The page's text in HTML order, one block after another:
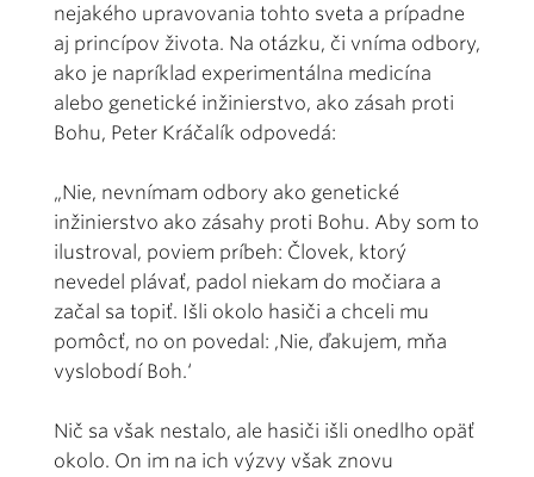
nejakého upravovania tohto sveta a prípadne
aj princípov života. Na otázku, či vníma odbory,
ako je napríklad experimentálna medicína
alebo genetické inžinierstvo, ako zásah proti
Bohu, Peter Kráčalík odpovedá:
„Nie, nevnímam odbory ako genetické
inžinierstvo ako zásahy proti Bohu. Aby som to
ilustroval, poviem príbeh: Človek, ktorý
nevedel plávať, padol niekam do močiara a
začal sa topiť. Išli okolo hasiči a chceli mu
pomôcť, no on povedal: ,Nie, ďakujem, mňa
vyslobodí Boh.‘
Nič sa však nestalo, ale hasiči išli onedlho opäť
okolo. On im na ich výzvy však znovu